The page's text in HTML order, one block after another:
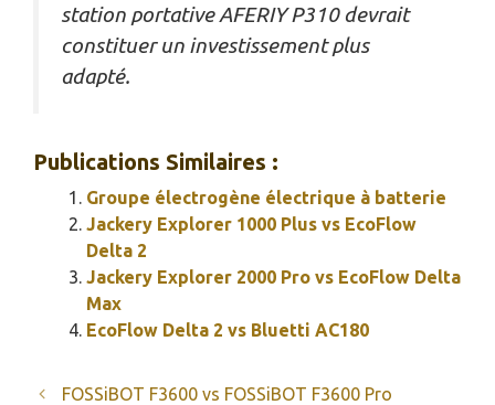
station portative AFERIY P310 devrait
constituer un investissement plus
adapté.
Publications Similaires :
Groupe électrogène électrique à batterie
Jackery Explorer 1000 Plus vs EcoFlow
Delta 2
Jackery Explorer 2000 Pro vs EcoFlow Delta
Max
EcoFlow Delta 2 vs Bluetti AC180
FOSSiBOT F3600 vs FOSSiBOT F3600 Pro